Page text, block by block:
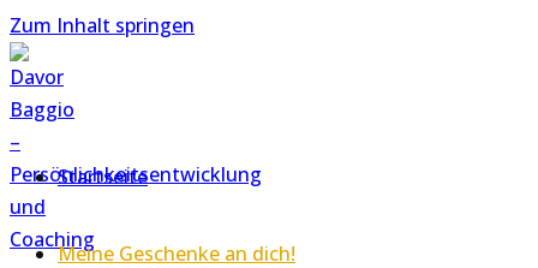
Zum Inhalt springen
Startseite
Meine Geschenke an dich!